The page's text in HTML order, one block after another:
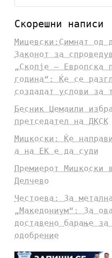
Скорешни написи
Мицевски:Симнат од
Законот за
„Скопје – Европска
година“: Ќе се
создадат услови за
Бесник Џемаили
претседател на ДКСК
Мицкоски: Ќе
а на ЕК е да суди
Премиерот Мицкоски
Делчево
Честоева: За
„Македониум“: За
доставено барање за
одобрение